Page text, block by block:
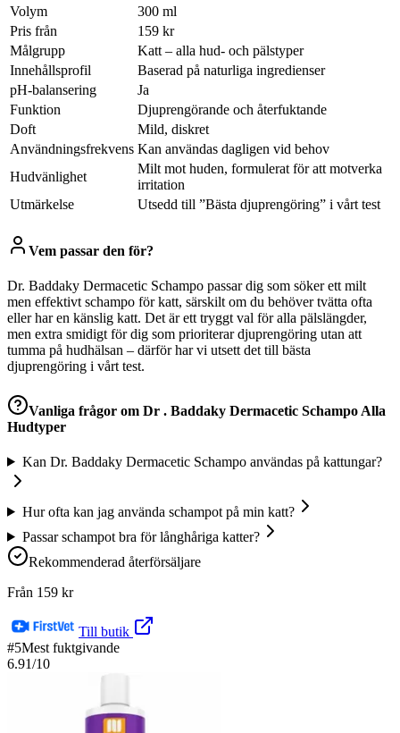
Volym
300 ml
Pris från
159 kr
Målgrupp
Katt – alla hud- och päls­typer
Innehållsprofil
Baserad på naturliga ingredienser
pH-balansering
Ja
Funktion
Djuprengörande och återfuktande
Doft
Mild, diskret
Användningsfrekvens Kan användas dagligen vid behov
Hudvänlighet
Milt mot huden, formulerat för att motverka
irritation
Utmärkelse
Utsedd till ”Bästa djuprengöring” i vårt test
Vem passar den för?
Dr. Baddaky Dermacetic Schampo passar dig som söker ett milt
men effektivt schampo för katt, särskilt om du behöver tvätta ofta
eller har en känslig katt. Det är ett tryggt val för alla pälslängder,
men extra smidigt för dig som prioriterar djuprengöring utan att
tumma på hudhälsan – därför har vi utsett det till bästa
djuprengöring i vårt test.
Vanliga frågor om Dr . Baddaky Dermacetic Schampo Alla
Hudtyper
Kan Dr. Baddaky Dermacetic Schampo användas på kattungar?
Hur ofta kan jag använda schampot på min katt?
Passar schampot bra för långhåriga katter?
Rekommenderad återförsäljare
Från 159 kr
Till butik
#5Mest fuktgivande
6.91/10